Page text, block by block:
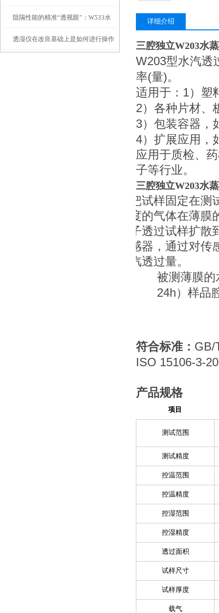
测试仪两大技术路线到底怎么选？
阻隔性能的精准“透视眼”：W533水
汽透过率测试仪功能解析
透湿仪在改良基础上是如何进行操作
详细介绍
三腔独立W203水
W203型水汽透
率(量)。
适用于： 1）塑
2）各种片材、
3）包装容器，
4）扩展应用，
应用于质检、
子等行业。
三腔独立W203水
把试样固定在
度的气体在薄
子透过试样扩
感器，通过对
汽透过量。
被测薄膜
24h）样品
符合标准 ： GB/
ISO 15106-3-
产品规格
项目
测试范围
测试精度
控温范围
控温精度
控湿范围
控湿精度
透过面积
试样尺寸
试样厚度
载气